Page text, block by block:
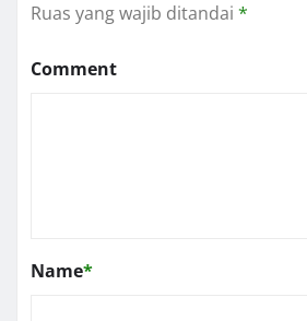
Ruas yang wajib ditandai *
Comment
Name*